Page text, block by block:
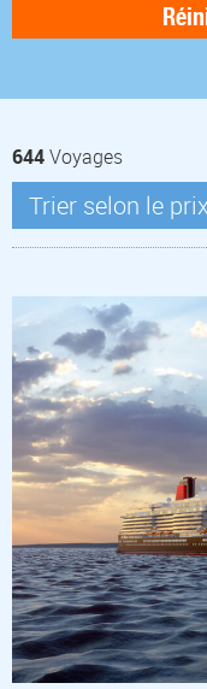
644Voyages